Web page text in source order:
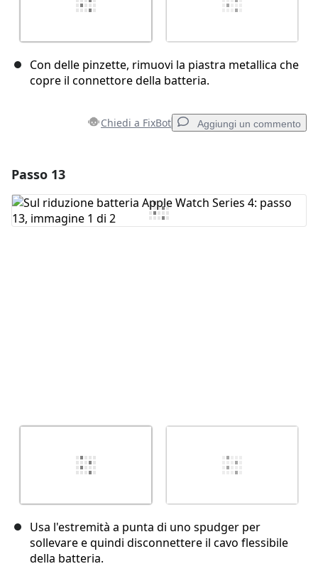
Con delle pinzette, rimuovi la piastra metallica che
copre il connettore della batteria.
Chiedi a FixBot Aggiungi un commento
Aggiungi Commento
Passo 13
Usa l'estremità a punta di uno spudger per
sollevare e quindi disconnettere il cavo flessibile
della batteria.